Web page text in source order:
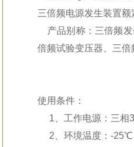
三倍频电源发生装置额
产品别称：三倍频发
倍频试验变压器、三
使用条件：
1、工作电源：三相
2、环境温度：-